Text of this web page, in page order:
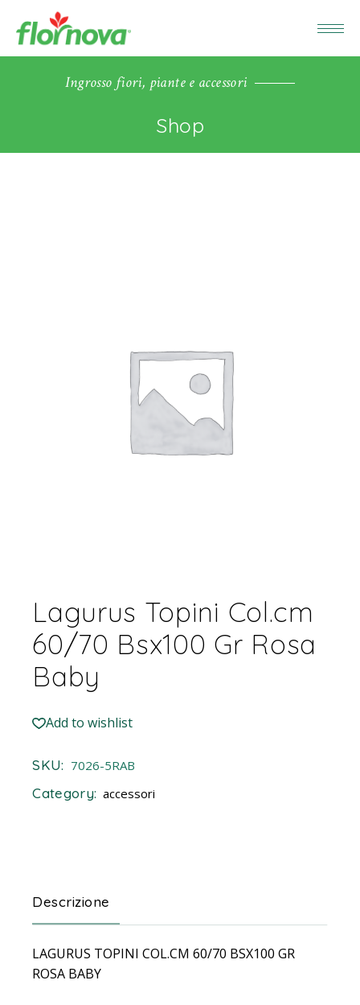
Ingrosso fiori, piante e accessori
Shop
Lagurus Topini Col.cm
60/70 Bsx100 Gr Rosa
Baby
Add to wishlist
SKU: 7026-5RAB
Category: accessori
Descrizione
LAGURUS TOPINI COL.CM 60/70 BSX100 GR
ROSA BABY